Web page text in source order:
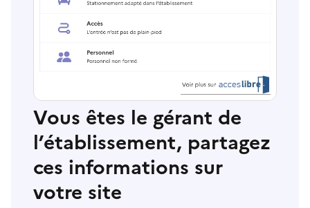
Vous êtes le gérant de
l’établissement, partagez
ces informations sur
votre site